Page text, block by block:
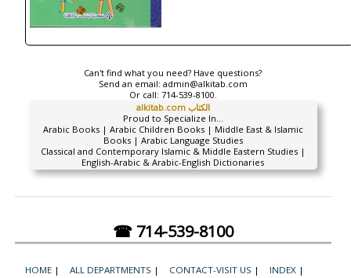
Can't find what you need? Have questions?
Send an email: admin@alkitab.com
Or call: 714-539-8100.
alkitab.com الكتاب
Proud to Specialize In...
Arabic Books | Arabic Children Books | Middle East & Islamic
Books | Arabic Language Studies
Classical and Contemporary Islamic & Middle Eastern Studies |
English-Arabic & Arabic-English Dictionaries
☎ 714-539-8100
HOME | ALL DEPARTMENTS | CONTACT-VISIT US | INDEX |